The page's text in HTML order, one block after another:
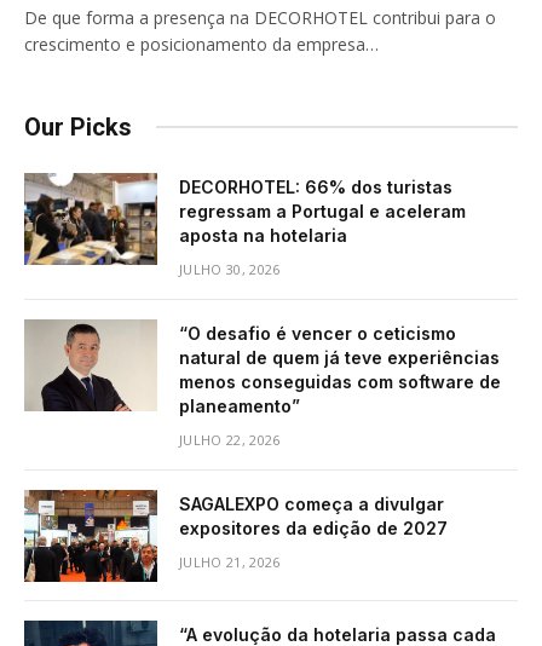
De que forma a presença na DECORHOTEL contribui para o
crescimento e posicionamento da empresa…
Our Picks
DECORHOTEL: 66% dos turistas
regressam a Portugal e aceleram
aposta na hotelaria
JULHO 30, 2026
“O desafio é vencer o ceticismo
natural de quem já teve experiências
menos conseguidas com software de
planeamento”
JULHO 22, 2026
SAGALEXPO começa a divulgar
expositores da edição de 2027
JULHO 21, 2026
“A evolução da hotelaria passa cada